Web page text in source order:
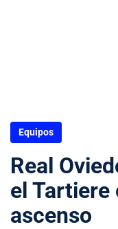
Equipos
Real
el Tartiere
ascenso